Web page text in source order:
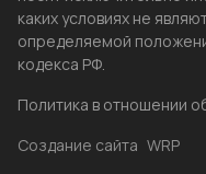
каких условиях не
определяемой
кодекса РФ.
Политика в отношении
Создание сайта WRP